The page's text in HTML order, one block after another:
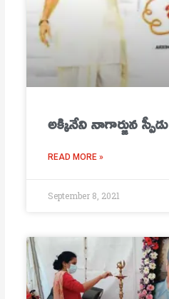
అక్కినేని నాగార్జున స్పీడు
READ MORE »
September 8, 2021